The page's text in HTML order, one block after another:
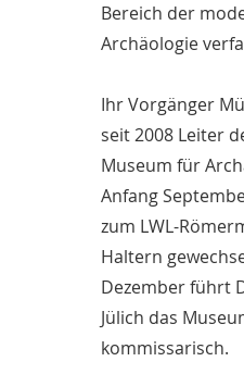
Bereich der
Archäologie
Ihr Vorgänger
seit 2008 Leiter
Museum für
Anfang
zum LWL-
Haltern
Dezember führt
Jülich das
kommissarisch.